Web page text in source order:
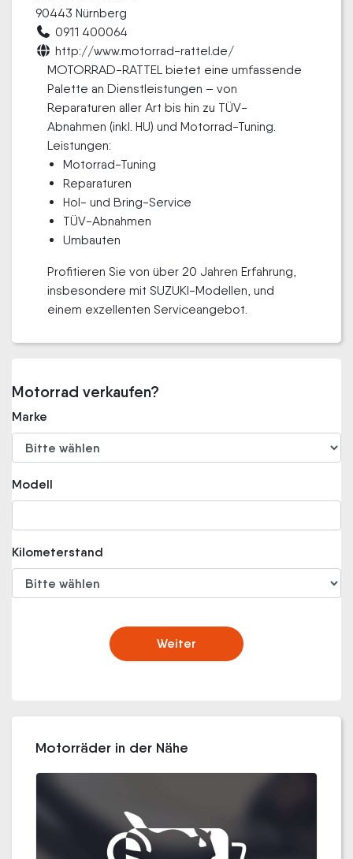
90443 Nürnberg
0911 400064
http://www.motorrad-rattel.de/
MOTORRAD-RATTEL bietet eine umfassende
Palette an Dienstleistungen – von
Reparaturen aller Art bis hin zu TÜV-
Abnahmen (inkl. HU) und Motorrad-Tuning.
Leistungen:
Motorrad-Tuning
Reparaturen
Hol- und Bring-Service
TÜV-Abnahmen
Umbauten
Profitieren Sie von über 20 Jahren Erfahrung,
insbesondere mit SUZUKI-Modellen, und
einem exzellenten Serviceangebot.
Motorrad verkaufen?
Marke
Modell
Kilometerstand
Weiter
Motorräder in der Nähe